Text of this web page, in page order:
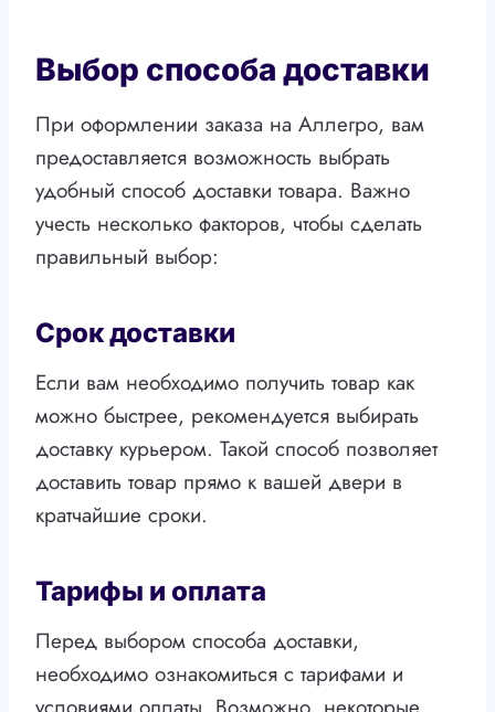
Выбор способа доставки
При оформлении заказа на Аллегро, вам
предоставляется возможность выбрать
удобный способ доставки товара. Важно
учесть несколько факторов, чтобы сделать
правильный выбор:
Срок доставки
Если вам необходимо получить товар как
можно быстрее, рекомендуется выбирать
доставку курьером. Такой способ позволяет
доставить товар прямо к вашей двери в
кратчайшие сроки.
Тарифы и оплата
Перед выбором способа доставки,
необходимо ознакомиться с тарифами и